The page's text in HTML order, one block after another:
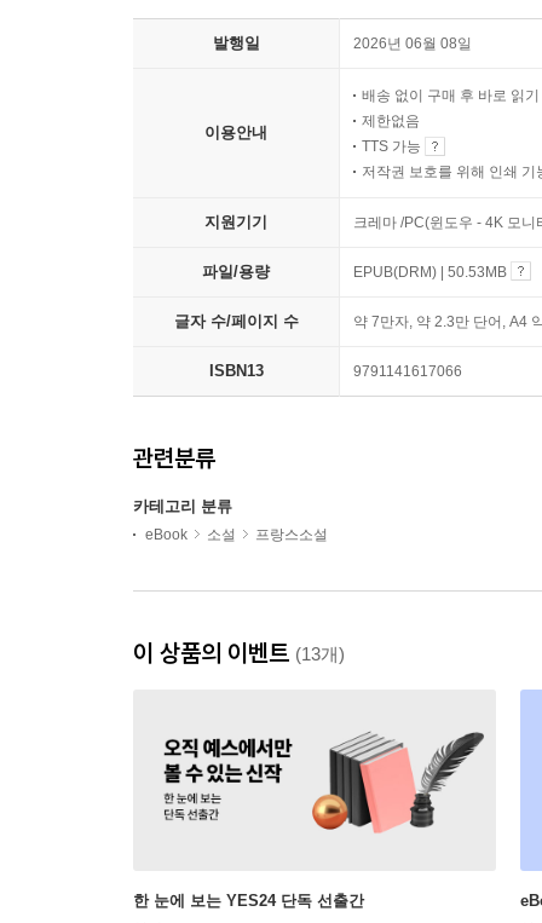
발행일 2026년 06월 08일
이용안내
배송 없이 구매 후 바로 읽기
제한없음
TTS 가능
저작권 보호를 위해 인쇄 기
지원기기 크레마 /PC(윈도우 - 4K 모
파일/용량 EPUB(DRM) | 50.53MB
글자 수/페이지 수 약 7만자, 약 2.3만 단어, A4
ISBN13 9791141617066
관련분류
카테고리 분류
eBook 소설 프랑스소설
이 상품의 이벤트 (13개)
한 눈에 보는 YES24 단독 선출간